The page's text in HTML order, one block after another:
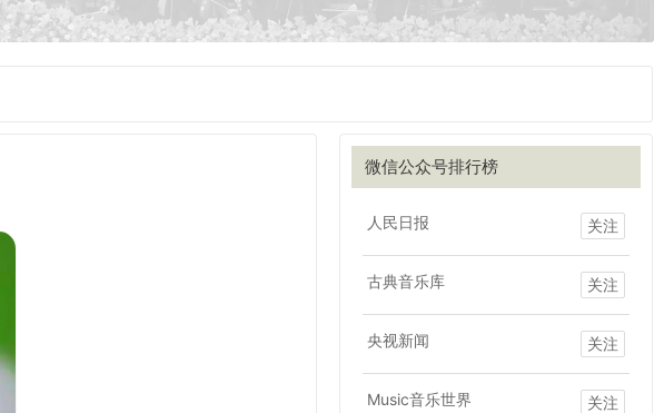
微信公众号排行榜
人民日报 关注
古典音乐库 关注
央视新闻 关注
Music音乐世界 关注